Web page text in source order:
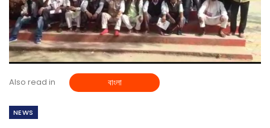
Also read in বাংলা
NEWS